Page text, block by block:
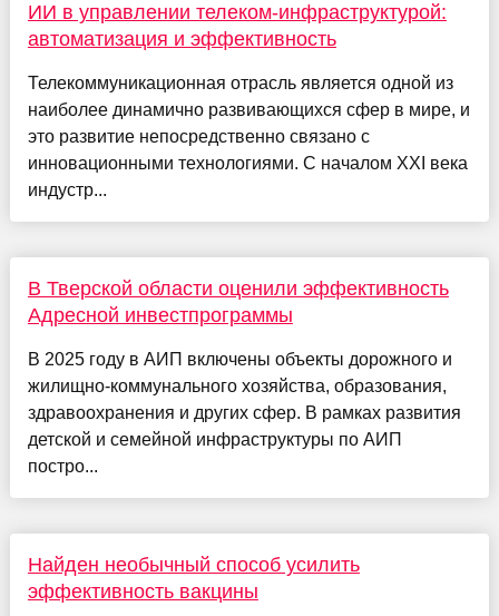
ИИ в управлении телеком-инфраструктурой:
автоматизация и эффективность
Телекоммуникационная отрасль является одной из
наиболее динамично развивающихся сфер в мире, и
это развитие непосредственно связано с
инновационными технологиями. С началом XXI века
индустр...
В Тверской области оценили эффективность
Адресной инвестпрограммы
В 2025 году в АИП включены объекты дорожного и
жилищно-коммунального хозяйства, образования,
здравоохранения и других сфер. В рамках развития
детской и семейной инфраструктуры по АИП
постро...
Найден необычный способ усилить
эффективность вакцины